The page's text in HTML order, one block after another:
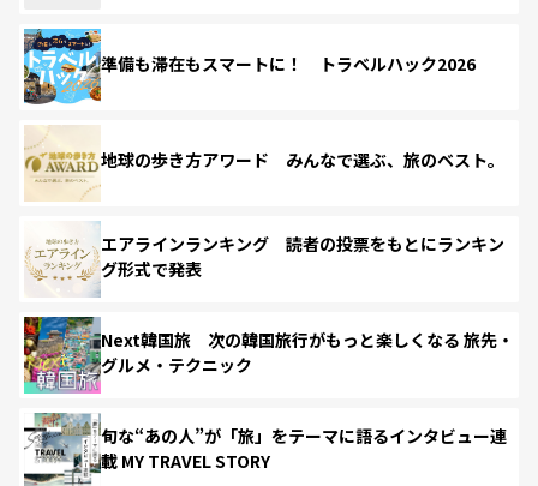
準備も滞在もスマートに！ トラベルハック2026
地球の歩き方アワード みんなで選ぶ、旅のベスト。
エアラインランキング 読者の投票をもとにランキン
グ形式で発表
Next韓国旅 次の韓国旅行がもっと楽しくなる 旅先・
グルメ・テクニック
旬な“あの人”が「旅」をテーマに語るインタビュー連
載 MY TRAVEL STORY